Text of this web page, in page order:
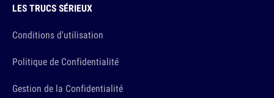
LES TRUCS SÉRIEUX
Conditions d'utilisation
Politique de Confidentialité
Gestion de la Confidentialité